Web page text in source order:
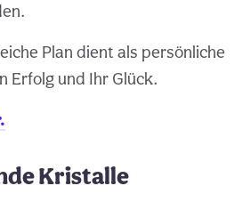
Plan dient als persönliche
Erfolg und Ihr Glück.
Kristalle